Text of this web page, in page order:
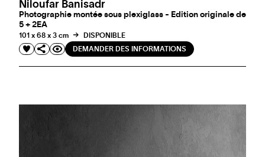
Niloufar Banisadr
Photographie montée sous plexiglass - Edition originale de
5 + 2EA
101 x 68 x 3 cm
DISPONIBLE
DEMANDER DES INFORMATIONS